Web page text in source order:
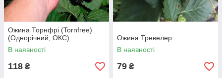
Ожина Торнфрі (Tornfree)
(Однорічний, ОКС)
В наявності
118 ₴
Ожина Тревелер
В наявності
79 ₴